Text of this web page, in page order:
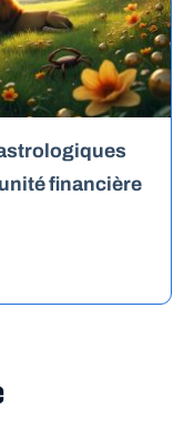
financière